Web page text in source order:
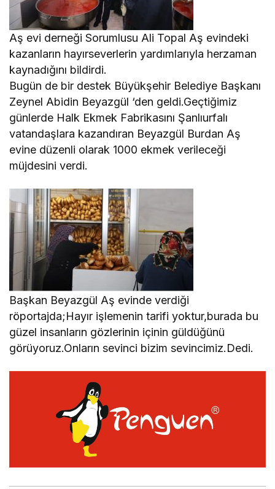
Aş evi derneği Sorumlusu Ali Topal Aş evindeki
kazanların hayırseverlerin yardımlarıyla herzaman
kaynadığını bildirdi.
Bugün de bir destek Büyükşehir Belediye Başkanı
Zeynel Abidin Beyazgül ‘den geldi.Geçtiğimiz
günlerde Halk Ekmek Fabrikasını Şanlıurfalı
vatandaşlara kazandıran Beyazgül Burdan Aş
evine düzenli olarak 1000 ekmek verileceği
müjdesini verdi.
Başkan Beyazgül Aş evinde verdiği
röportajda;Hayır işlemenin tarifi yoktur,burada bu
güzel insanların gözlerinin içinin güldüğünü
görüyoruz.Onların sevinci bizim sevincimiz.Dedi.